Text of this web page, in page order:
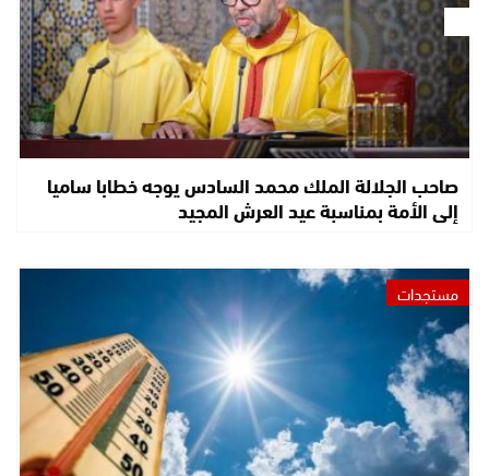
صاحب الجلالة الملك محمد السادس يوجه خطابا ساميا
إلى الأمة بمناسبة عيد العرش المجيد
مستجدات